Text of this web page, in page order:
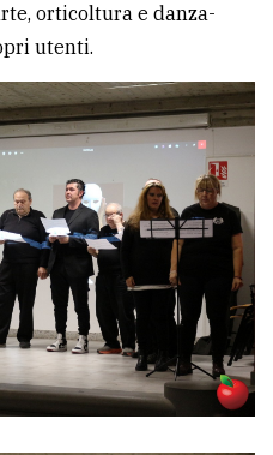
orticoltura e danza-
utenti.